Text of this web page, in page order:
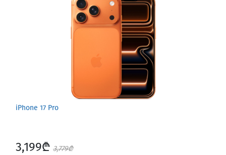
iPhone 17 Pro
3,199₾ 3,779₾